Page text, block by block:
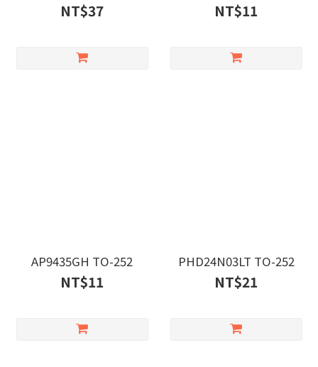
NT$37 NT$11
AP9435GH TO-252
NT$11
PHD24N03LT TO-252
NT$21